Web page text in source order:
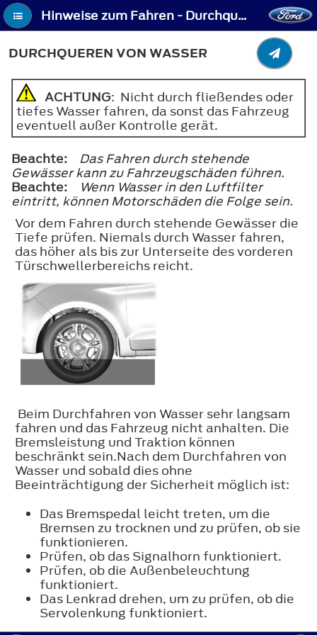
Hinweise zum Fahren - Durchqueren von Wasser
DURCHQUEREN VON WASSER
ACHTUNG: Nicht durch fließendes oder
tiefes Wasser fahren, da sonst das Fahrzeug
eventuell außer Kontrolle gerät.
Beachte:
Das Fahren durch stehende
Gewässer kann zu Fahrzeugschäden führen.
Beachte:
Wenn Wasser in den Luftfilter
eintritt, können Motorschäden die Folge sein.
Vor dem Fahren durch stehende Gewässer die
Tiefe prüfen. Niemals durch Wasser fahren,
das höher als bis zur Unterseite des vorderen
Türschwellerbereichs reicht.
Beim Durchfahren von Wasser sehr langsam
fahren und das Fahrzeug nicht anhalten. Die
Bremsleistung und Traktion können
beschränkt sein.Nach dem Durchfahren von
Wasser und sobald dies ohne
Beeinträchtigung der Sicherheit möglich ist:
Das Bremspedal leicht treten, um die
Bremsen zu trocknen und zu prüfen, ob sie
funktionieren.
Prüfen, ob das Signalhorn funktioniert.
Prüfen, ob die Außenbeleuchtung
funktioniert.
Das Lenkrad drehen, um zu prüfen, ob die
Servolenkung funktioniert.